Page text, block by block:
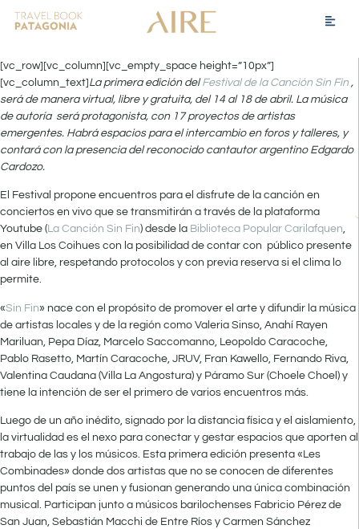
[vc_row][vc_column][vc_empty_space height=”10px”]
[vc_column_text] La primera edición del Festival de la Canción Sin Fin ,
será de manera virtual, libre y gratuita, del 14 al 18 de abril. La música
de autoría será protagonista, con 17 proyectos de artistas
emergentes. Habrá espacios para el intercambio en foros y talleres, y
contará con la presencia del reconocido cantautor argentino Edgardo
Cardozo.
El Festival propone encuentros para el disfrute de la canción en
conciertos en vivo que se transmitirán a través de la plataforma
Youtube (La Canción Sin Fin) desde la Biblioteca Popular Carilafquen,
en Villa Los Coihues con la posibilidad de contar con público presente
al aire libre, respetando protocolos y con previa reserva si el clima lo
permite.
«Sin Fin» nace con el propósito de promover el arte y difundir la música
de artistas locales y de la región como Valeria Sinso, Anahí Rayen
Mariluan, Pepa Díaz, Marcelo Saccomanno, Leopoldo Caracoche,
Pablo Rasetto, Martín Caracoche, JRUV, Fran Kawello, Fernando Riva,
Valentina Caudana (Villa La Angostura) y Páramo Sur (Choele Choel) y
tiene la intención de ser el primero de varios encuentros más.
Luego de un año inédito, signado por la distancia física y el aislamiento,
la virtualidad es el nexo para conectar y gestar espacios que aporten al
trabajo de las y los músicos. Esta primera edición presenta «Les
Combinades» donde dos artistas que no se conocen de diferentes
puntos del país se unen y fusionan generando una única combinación
musical. Participan junto a músicos barilochenses Fabricio Pérez de
San Juan, Sebastián Macchi de Entre Ríos y Carmen Sánchez